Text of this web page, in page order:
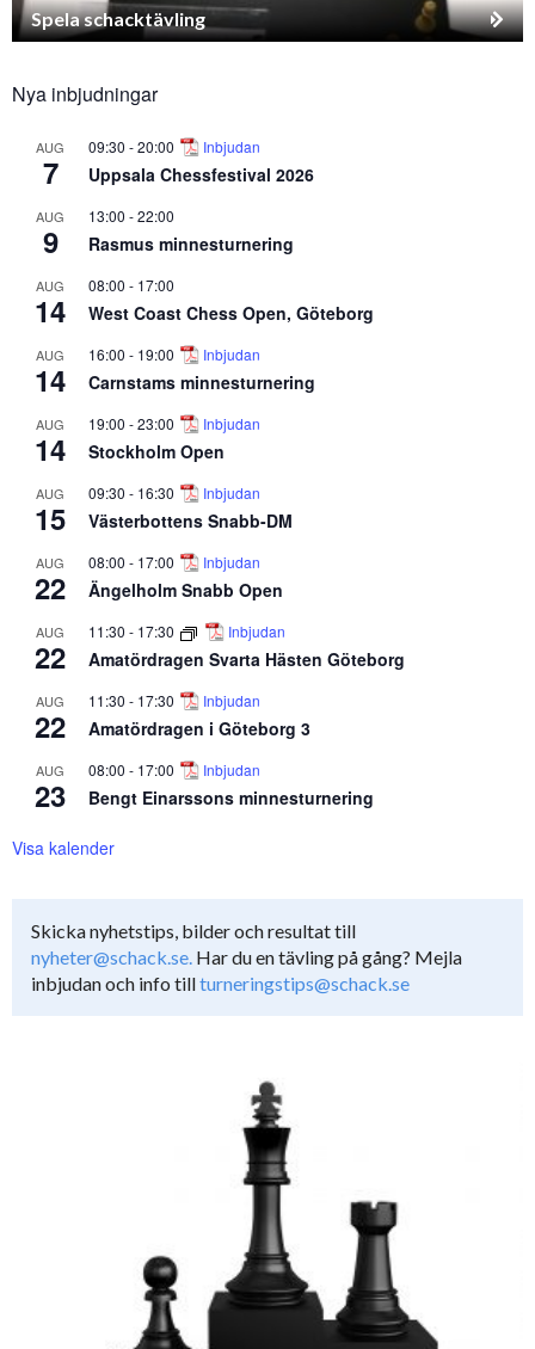
Spela schacktävling
Nya inbjudningar
AUG
7
09:30 -20:00 Inbjudan
Uppsala Chessfestival 2026
AUG
9
13:00 -22:00
Rasmus minnesturnering
AUG
14
08:00 - 17:00
West Coast Chess Open, Göteborg
AUG
14
16:00 - 19:00 Inbjudan
Carnstams minnesturnering
AUG
14
19:00 -23:00 Inbjudan
Stockholm Open
AUG
15
09:30 - 16:30 Inbjudan
Västerbottens Snabb-DM
AUG
22
08:00 - 17:00 Inbjudan
Ängelholm Snabb Open
AUG
22
11:30 - 17:30 Inbjudan
Amatördragen Svarta Hästen Göteborg
AUG
22
11:30 - 17:30 Inbjudan
Amatördragen i Göteborg 3
AUG
23
08:00 - 17:00 Inbjudan
Bengt Einarssons minnesturnering
Visa kalender
Skicka nyhetstips, bilder och resultat till
nyheter@schack.se. Har du en tävling på gång? Mejla
inbjudan och info tillturneringstips@schack.se